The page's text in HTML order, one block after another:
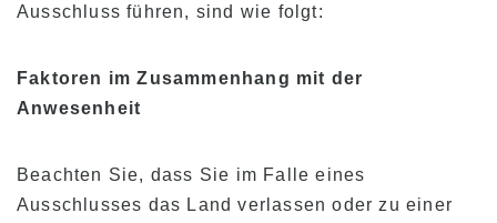
Ausschluss führen, sind wie folgt:
Faktoren im Zusammenhang mit der
Anwesenheit
Beachten Sie, dass Sie im Falle eines
Ausschlusses das Land verlassen oder zu einer